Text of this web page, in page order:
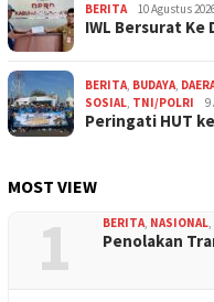
BERITA 10 Agustus
IWL Bersurat Ke
BERITA, BUDAYA,
SOSIAL, TNI/POLRI 9
Peringati HUT
MOST VIEW
1 BERITA, NASIONAL,
Penolakan